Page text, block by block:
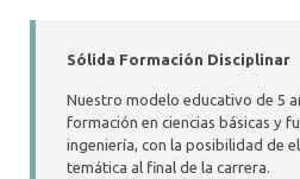
Sólida Formación Disciplinar
Nuestro modelo educativo de 5
formación en ciencias básicas y
ingeniería, con la posibilidad de
temática al final de la carrera.